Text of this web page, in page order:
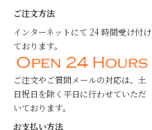
ご注文方法
インターネットにて 24 時間受け付け
ております。
ご注文やご質問メールの対応は、土
日祝日を除く平日に行わせていただ
いております。
お支払い方法